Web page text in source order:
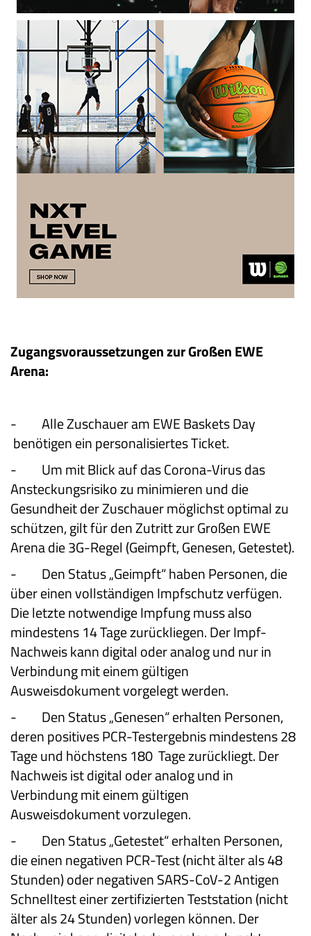
Zugangsvoraussetzungen zur Großen EWE
Arena:
-
Alle Zuschauer am EWE Baskets Day
benötigen ein personalisiertes Ticket.
-
Um mit Blick auf das Corona-Virus das
Ansteckungsrisiko zu minimieren und die
Gesundheit der Zuschauer möglichst optimal zu
schützen, gilt für den Zutritt zur Großen EWE
Arena die 3G-Regel (Geimpft, Genesen, Getestet).
-
Den Status „Geimpft“ haben Personen, die
über einen vollständigen Impfschutz verfügen.
Die letzte notwendige Impfung muss also
mindestens 14 Tage zurückliegen. Der Impf-
Nachweis kann digital oder analog und nur in
Verbindung mit einem gültigen
Ausweisdokument vorgelegt werden.
-
Den Status „Genesen“ erhalten Personen,
deren positives PCR-Testergebnis mindestens 28
Tage und höchstens 180 Tage zurückliegt. Der
Nachweis ist digital oder analog und in
Verbindung mit einem gültigen
Ausweisdokument vorzulegen.
-
Den Status „Getestet“ erhalten Personen,
die einen negativen PCR-Test (nicht älter als 48
Stunden) oder negativen SARS-CoV-2 Antigen
Schnelltest einer zertifizierten Teststation (nicht
älter als 24 Stunden) vorlegen können. Der